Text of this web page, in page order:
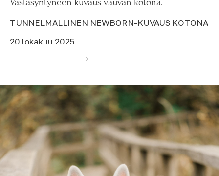
TUNNELMALLINEN NEWBORN-KUVAUS KOTONA
20 lokakuu 2025